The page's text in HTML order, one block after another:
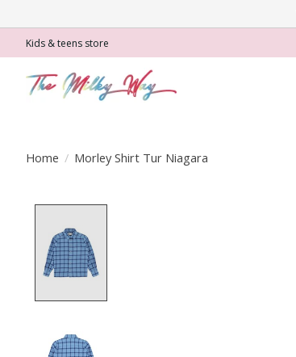
Kids & teens store
Home / Morley Shirt Tur Niagara